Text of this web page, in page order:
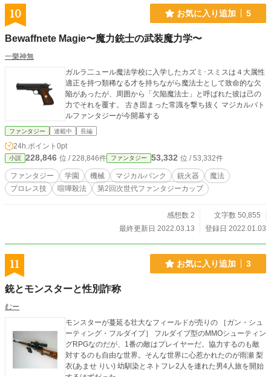
10 お気に入り追加 5
Bewaffnete Magie〜魔力銃士の武装魔力学〜
一樂神無
ガルラ二ュール魔法学校に入学したカズミ･スミスは４大属性
適正を持つ類稀なる才を持ちながら魔法士として致命的な欠
陥があったが、周囲から「欠陥魔法士」と呼ばれた彼は己の
力でそれを覆す。 古き固まった常識を撃ち抜く マジカルバト
ルファンタジーが今開幕する
ファンタジー 連載中 長編
24h.ポイント 0pt
小説 228,846 位 / 228,846件 ファンタジー 53,332 位 / 53,332件
ファンタジー 学園 機械 マジカルパンク 銃火器
魔法
プロレス技
喧嘩殺法 第2回次世代ファンタジーカップ
感想数 2
文字数 50,855
最終更新日 2022.03.13
登録日 2022.01.03
11 お気に入り追加 3
銃とモンスターと性別詐称
むー
モンスターが蔓延る壮大なフィールドが売りの ［ガン・シュ
ーティング・フルダイブ］ フルダイブ型のMMOシューティン
グRPGなのだが、1番の敵はプレイヤーだ。協力するのも敵
対するのも自由な世界。そんな世界に心惹かれたのが雨瀬 梨
衣(あませ りい) 幼馴染とネトフレ2人を連れた男4人旅を開始